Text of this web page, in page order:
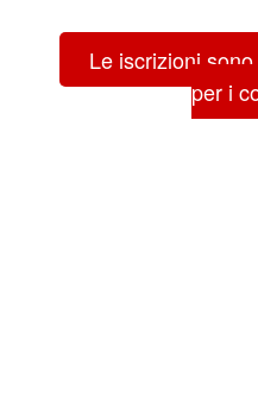
Le iscrizioni
per i